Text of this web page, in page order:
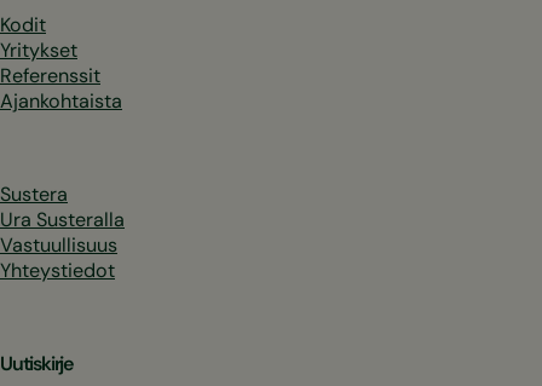
Kodit
Yritykset
Referenssit
Ajankohtaista
Sustera
Ura Susteralla
Vastuullisuus
Yhteystiedot
Uutiskirje